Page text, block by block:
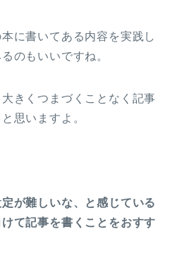
に書いてある内容を実践し
のもいいですね。
きくつまづくことなく記事
思いますよ。
が難しいな、と感じている
て記事を書くことをおすす